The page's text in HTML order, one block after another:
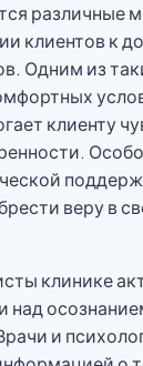
различные
клиентов к
Одним из
клиенту
веру в
клинике
над
и